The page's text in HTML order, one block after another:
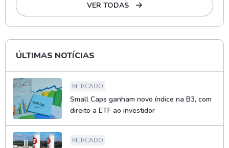
VER TODAS
ÚLTIMAS NOTÍCIAS
MERCADO
Small Caps ganham novo índice na B3, com
direito a ETF ao investidor
MERCADO